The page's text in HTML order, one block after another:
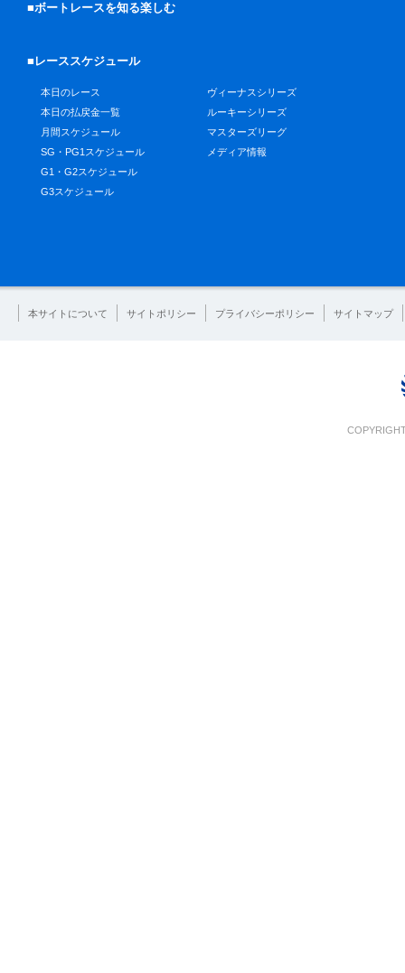
■ボートレースを知る楽しむ
■レーススケジュール
本日のレース
本日の払戻金一覧
月間スケジュール
SG・PG1スケジュール
G1・G2スケジュール
G3スケジュール
ヴィーナスシリーズ
ルーキーシリーズ
マスターズリーグ
メディア情報
本サイトについて サイトポリシー プライバシーポリシー サイトマップ